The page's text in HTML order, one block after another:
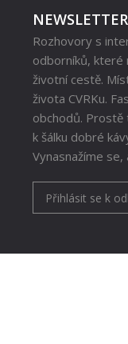
NEWSLETTER
Rozhovory s
odborníků, které
životní cestě.
života CVRKu.
obchodů. Prostě
k šálku dobré
Vynasnažíme
Přihlásit se k